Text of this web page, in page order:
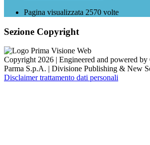
Pagina visualizzata 2570 volte
Sezione Copyright
Copyright 2026 | Engineered and powered
Parma S.p.A. | Divisione Publishing & New
Disclaimer trattamento dati personali